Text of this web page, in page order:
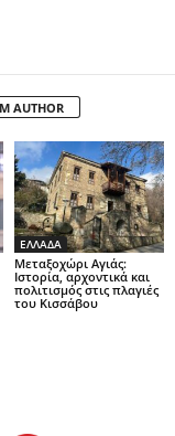
AUTHOR
ΕΛΛΑΔΑ
Μεταξοχώρι Αγιάς:
Ιστορία, αρχοντικά και
πολιτισμός στις πλαγιές
του Κισσάβου